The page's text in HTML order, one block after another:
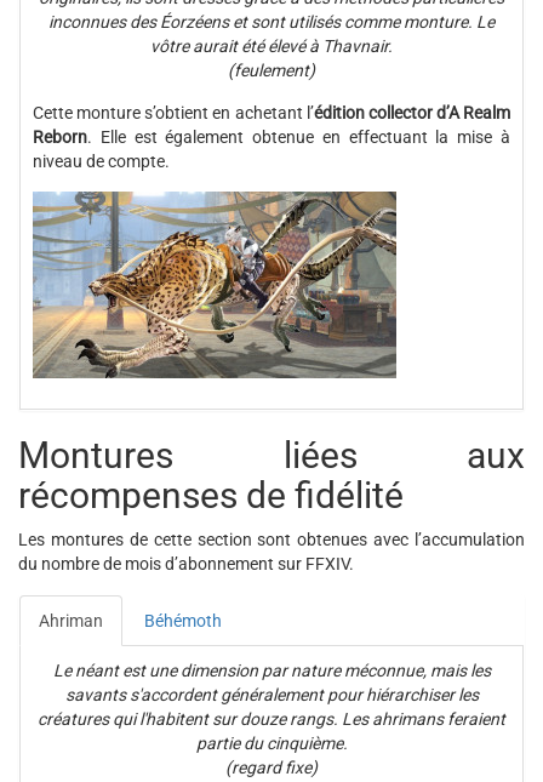
inconnues des Éorzéens et sont utilisés comme monture. Le
vôtre aurait été élevé à Thavnair.
(feulement)
Cette monture s’obtient en achetant l’édition collector d’A Realm
Reborn. Elle est également obtenue en effectuant la mise à
niveau de compte.
Montures liées aux
récompenses de fidélité
Les montures de cette section sont obtenues avec l’accumulation
du nombre de mois d’abonnement sur FFXIV.
Ahriman Béhémoth
Le néant est une dimension par nature méconnue, mais les
savants s'accordent généralement pour hiérarchiser les
créatures qui l'habitent sur douze rangs. Les ahrimans feraient
partie du cinquième.
(regard fixe)